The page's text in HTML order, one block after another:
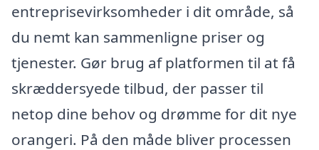
entreprisevirksomheder i dit område, så
du nemt kan sammenligne priser og
tjenester. Gør brug af platformen til at få
skræddersyede tilbud, der passer til
netop dine behov og drømme for dit nye
orangeri. På den måde bliver processen